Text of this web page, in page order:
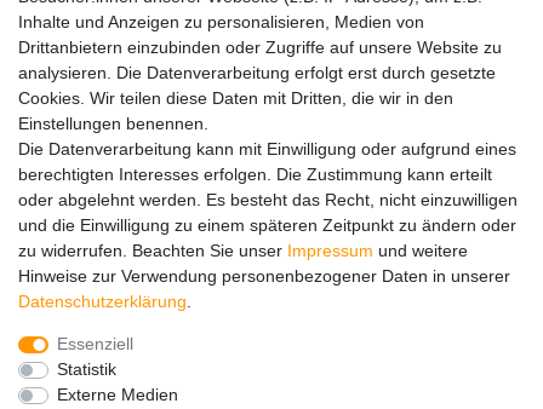
Service
Versandinfos
FAQ
Ersatzteile
Registrieren
Wir versenden mit
Impressum
Inhalte und Anzeigen zu personalisieren, Medien von
Drittanbietern einzubinden oder Zugriffe auf unsere Website zu
analysieren. Die Datenverarbeitung erfolgt erst durch gesetzte
Cookies. Wir teilen diese Daten mit Dritten, die wir in den
Einstellungen benennen.
Die Datenverarbeitung kann mit Einwilligung oder aufgrund eines
berechtigten Interesses erfolgen. Die Zustimmung kann erteilt
oder abgelehnt werden. Es besteht das Recht, nicht einzuwilligen
und die Einwilligung zu einem späteren Zeitpunkt zu ändern oder
zu widerrufen. Beachten Sie unser Impressum und weitere
Hinweise zur Verwendung personenbezogener Daten in unserer
Daten­schutz­erklärung
Essenziell
Statistik
Externe Medien